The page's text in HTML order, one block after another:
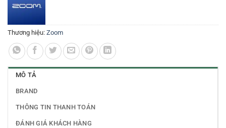
Thương hiệu: Zoom
MÔ TẢ
BRAND
THÔNG TIN THANH TOÁN
ĐÁNH GIÁ KHÁCH HÀNG